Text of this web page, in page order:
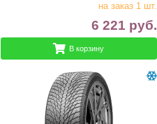
на заказ 1 шт.
6 221 руб.
В корзину